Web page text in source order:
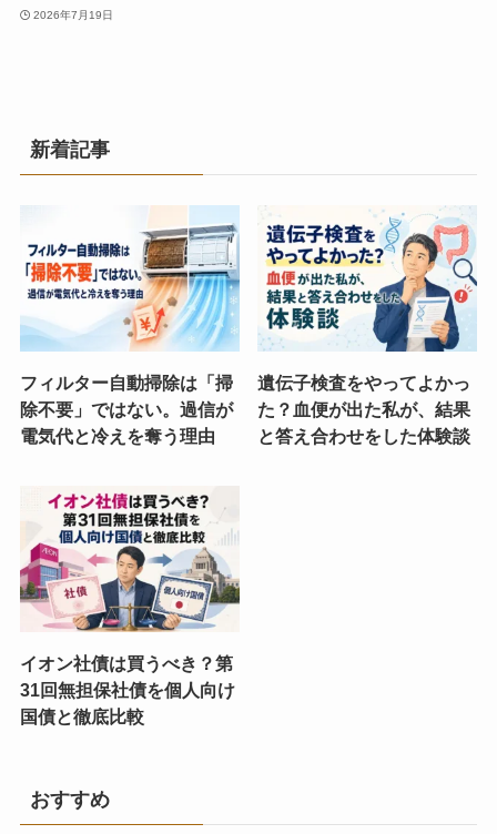
2026年7月19日
新着記事
フィルター自動掃除は「掃
除不要」ではない。過信が
電気代と冷えを奪う理由
遺伝子検査をやってよかっ
た？血便が出た私が、結果
と答え合わせをした体験談
イオン社債は買うべき？第
31回無担保社債を個人向け
国債と徹底比較
おすすめ